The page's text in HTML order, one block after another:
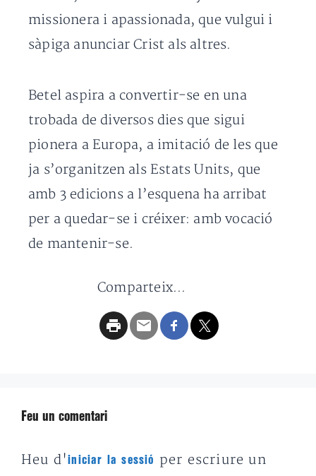
missionera i apassionada, que vulgui i
sàpiga anunciar Crist als altres.
Betel aspira a convertir-se en una
trobada de diversos dies que sigui
pionera a Europa, a imitació de les que
ja s’organitzen als Estats Units, que
amb 3 edicions a l’esquena ha arribat
per a quedar-se i créixer: amb vocació
de mantenir-se.
Comparteix...
Feu un comentari
Heu d'iniciar la sessió
per escriure un